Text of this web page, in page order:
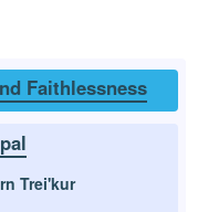
Faithlessness
Trei'kur